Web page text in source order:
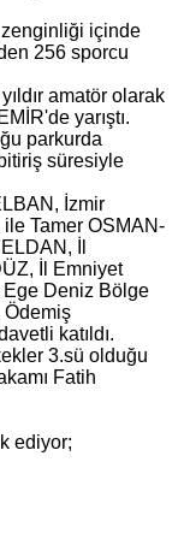
içinde
256 sporcu
amatör olarak
yarıştı.
parkurda
süresiyle
İzmir
Tamer OSMAN-
İl
İl Emniyet
Deniz Bölge
Ödemiş
katıldı.
3.sü olduğu
Fatih
ediyor;